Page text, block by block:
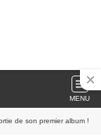
MENU
de son premier album !